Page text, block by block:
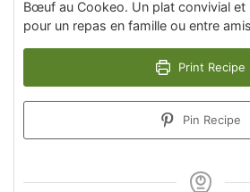
Bœuf au Cookeo. Un plat convivial et
pour un repas en famille ou entre
Print Recipe
Pin Recipe